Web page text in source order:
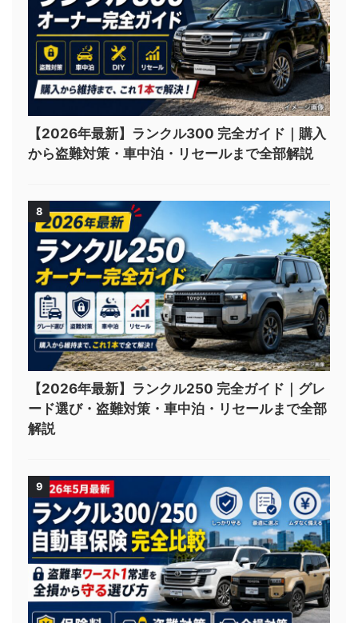
【2026年最新】ランクル300 完全ガイド｜購入
から盗難対策・車中泊・リセールまで全部解説
8
【2026年最新】ランクル250 完全ガイド｜グレ
ード選び・盗難対策・車中泊・リセールまで全部
解説
9